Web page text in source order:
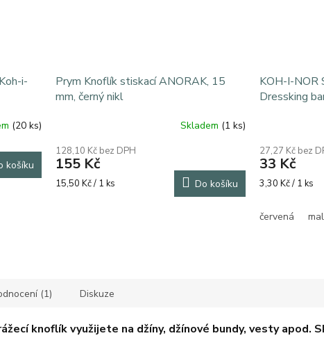
i-
(20 ks)
košíku
Prym Knoflík stiskací ANORAK, 15
mm, černý nikl
Skladem (1 ks)
128,10 Kč bez DPH
155 Kč
Měrná
15,50 Kč / 1 ks Do košíku
KOH-I-NOR
Dressking
27,27 Kč bez
33 Kč
Měrná
3,30 Kč / 1 ks
červená
(1) Diskuze
knoflík využijete na džíny, džínové bundy, vesty apod.